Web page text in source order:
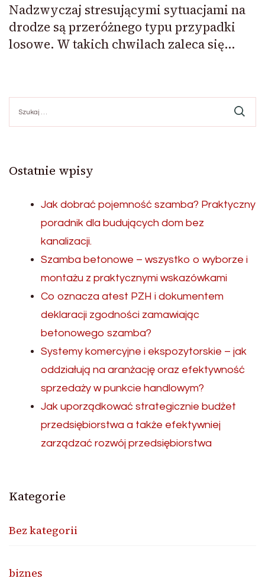
Nadzwyczaj stresującymi sytuacjami na
drodze są przeróżnego typu przypadki
losowe. W takich chwilach zaleca się…
Ostatnie wpisy
Jak dobrać pojemność szamba? Praktyczny
poradnik dla budujących dom bez
kanalizacji.
Szamba betonowe – wszystko o wyborze i
montażu z praktycznymi wskazówkami
Co oznacza atest PZH i dokumentem
deklaracji zgodności zamawiając
betonowego szamba?
Systemy komercyjne i ekspozytorskie – jak
oddziałują na aranżację oraz efektywność
sprzedaży w punkcie handlowym?
Jak uporządkować strategicznie budżet
przedsiębiorstwa a także efektywniej
zarządzać rozwój przedsiębiorstwa
Kategorie
Bez kategorii
biznes